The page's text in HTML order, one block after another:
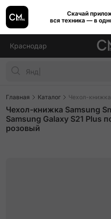
Скачай
вся техника — в
Краснодар
Главная Каталог Чехол-книжка
Чехол-книжка Samsung
Samsung Galaxy S21 Plus
розовый